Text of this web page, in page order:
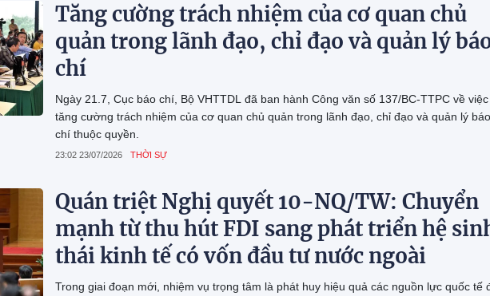
Tăng cường trách nhiệm của cơ quan chủ
quản trong lãnh đạo, chỉ đạo và quản lý
chí
Ngày 21.7, Cục báo chí, Bộ VHTTDL đã ban hành Công văn số 137/BC-TTPC về việc
tăng cường trách nhiệm của cơ quan chủ quản trong lãnh đạo, chỉ đạo và quản lý báo
chí thuộc quyền.
23:02 23/07/2026 THỜI SỰ
Quán triệt Nghị quyết 10-NQ/TW: Chuyển
mạnh từ thu hút FDI sang phát triển hệ
thái kinh tế có vốn đầu tư nước ngoài
Trong giai đoạn mới, nhiệm vụ trọng tâm là phát huy hiệu quả các nguồn lực quốc tế